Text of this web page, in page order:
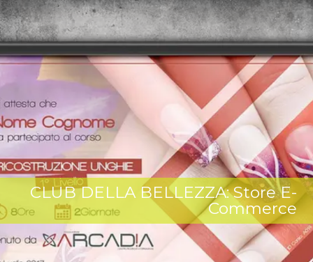
CLUB DELLA BELLEZZA: Store E-
Commerce